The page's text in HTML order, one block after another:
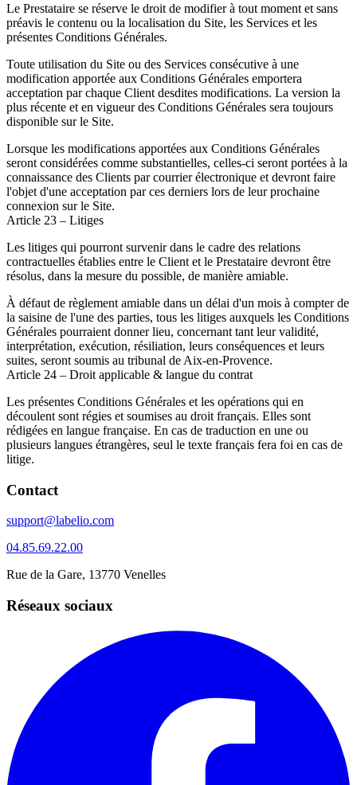
Le Prestataire se réserve le droit de modifier à tout moment et sans
préavis le contenu ou la localisation du Site, les Services et les
présentes Conditions Générales.
Toute utilisation du Site ou des Services consécutive à une
modification apportée aux Conditions Générales emportera
acceptation par chaque Client desdites modifications. La version la
plus récente et en vigueur des Conditions Générales sera toujours
disponible sur le Site.
Lorsque les modifications apportées aux Conditions Générales
seront considérées comme substantielles, celles-ci seront portées à la
connaissance des Clients par courrier électronique et devront faire
l'objet d'une acceptation par ces derniers lors de leur prochaine
connexion sur le Site.
Article 23 – Litiges
Les litiges qui pourront survenir dans le cadre des relations
contractuelles établies entre le Client et le Prestataire devront être
résolus, dans la mesure du possible, de manière amiable.
À défaut de règlement amiable dans un délai d'un mois à compter de
la saisine de l'une des parties, tous les litiges auxquels les Conditions
Générales pourraient donner lieu, concernant tant leur validité,
interprétation, exécution, résiliation, leurs conséquences et leurs
suites, seront soumis au tribunal de Aix-en-Provence.
Article 24 – Droit applicable & langue du contrat
Les présentes Conditions Générales et les opérations qui en
découlent sont régies et soumises au droit français. Elles sont
rédigées en langue française. En cas de traduction en une ou
plusieurs langues étrangères, seul le texte français fera foi en cas de
litige.
Contact
support@labelio.com
04.85.69.22.00
Rue de la Gare, 13770 Venelles
Réseaux sociaux